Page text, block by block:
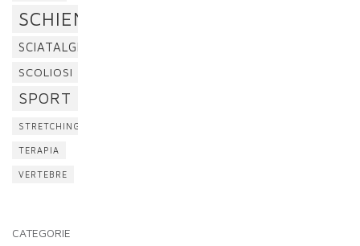
SCHIENA
SCIATALGIA
SCOLIOSI
SPORT
STRETCHING
TERAPIA
VERTEBRE
CATEGORIE